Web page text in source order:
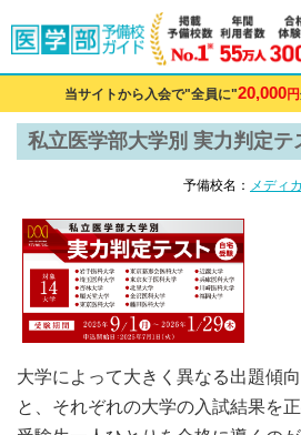
当サイトから入会で"全員に"20,000円
私立医学部大学別 実力判定テ
予備校名： メディ
大学によって大きく異なる出題傾
と、それぞれの大学の入試結果を